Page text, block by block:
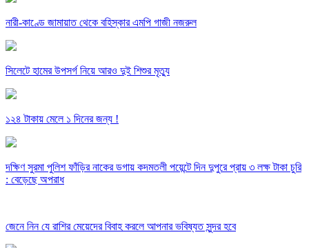
নারী-কাণ্ডে জামায়াত থেকে বহিস্কার এমপি গাজী নজরুল
সিলেটে হামের উপসর্গ নিয়ে আরও দুই শিশুর মৃত্যু
১২৪ টাকায় মেলে ১ দিনের জন্য !
দক্ষিণ সুরমা পুলিশ ফাঁড়ির নাকের ডগায় কদমতলী পয়েন্টে দিন দুপুরে প্রায় ৩ লক্ষ টাকা চুরি
: বেড়েছে অপরাধ
জেনে নিন যে রাশির মেয়েদের বিবাহ করলে আপনার ভবিষ্যত সুন্দর হবে